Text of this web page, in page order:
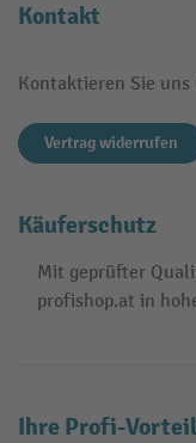
Kontakt
Kontaktieren Sie uns
Vertrag widerrufen
Käuferschutz
Mit geprüfter
profishop.at in
Ihre Profi-